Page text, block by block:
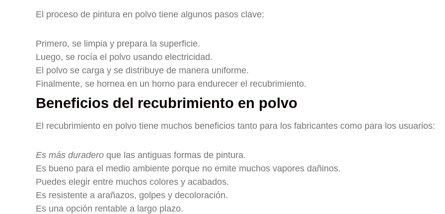
El proceso de pintura en polvo tiene algunos pasos clave:
Primero, se limpia y prepara la superficie.
Luego, se rocía el polvo usando electricidad.
El polvo se carga y se distribuye de manera uniforme.
Finalmente, se hornea en un horno para endurecer el recubrimiento.
Beneficios del recubrimiento en polvo
El recubrimiento en polvo tiene muchos beneficios tanto para los fabricantes como para los usuarios:
Es más duradero que las antiguas formas de pintura.
Es bueno para el medio ambiente porque no emite muchos vapores dañinos.
Puedes elegir entre muchos colores y acabados.
Es resistente a arañazos, golpes y decoloración.
Es una opción rentable a largo plazo.